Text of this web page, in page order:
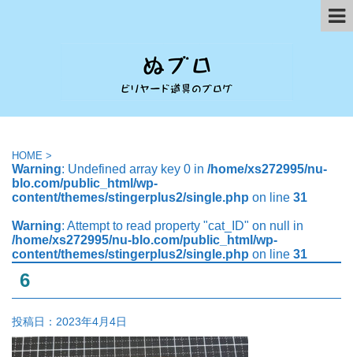
HOME >
Warning: Undefined array key 0 in /home/xs272995/nu-
blo.com/public_html/wp-
content/themes/stingerplus2/single.php on line 31
Warning: Attempt to read property "cat_ID" on null in
/home/xs272995/nu-blo.com/public_html/wp-
content/themes/stingerplus2/single.php on line 31
6
投稿日： 2023年4月4日